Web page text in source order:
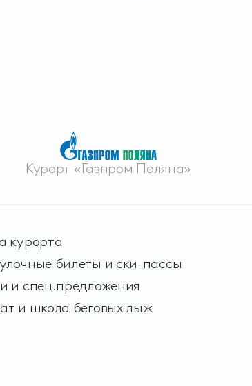
Курорт «Газпром Поляна»
курорта
билеты и ски-пассы
и спец.предложения
и школа беговых лыж